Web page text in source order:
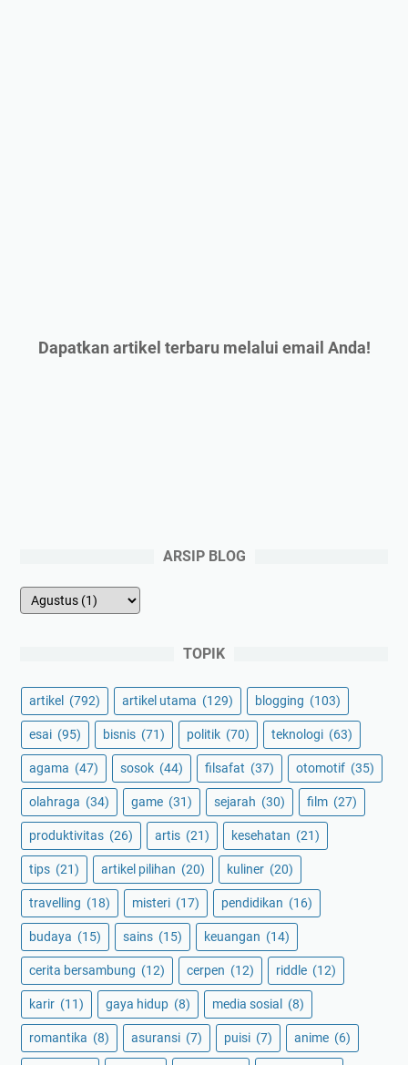
Dapatkan artikel terbaru melalui email Anda!
ARSIP BLOG
TOPIK
artikel (792) artikel utama (129) blogging (103)
esai (95) bisnis (71) politik (70) teknologi (63)
agama (47) sosok (44) filsafat (37) otomotif (35)
olahraga (34) game (31) sejarah (30) film (27)
produktivitas (26) artis (21) kesehatan (21)
tips (21) artikel pilihan (20) kuliner (20)
travelling (18) misteri (17) pendidikan (16)
budaya (15) sains (15) keuangan (14)
cerita bersambung (12) cerpen (12) riddle (12)
karir (11) gaya hidup (8) media sosial (8)
romantika (8) asuransi (7) puisi (7) anime (6)